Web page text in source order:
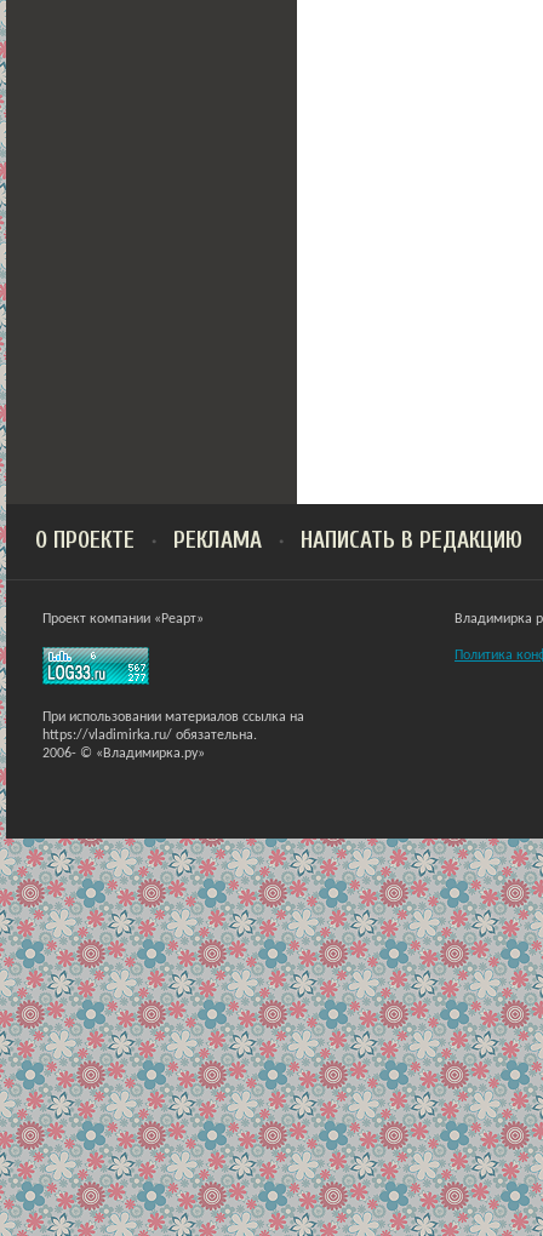
О ПРОЕКТЕ РЕКЛАМА НАПИСАТЬ В РЕДАКЦИЮ
Проект компании «Реарт»
При использовании материалов ссылка на
https://vladimirka.ru/ обязательна.
2006- © «Владимирка.ру»
Владимирка
Политика